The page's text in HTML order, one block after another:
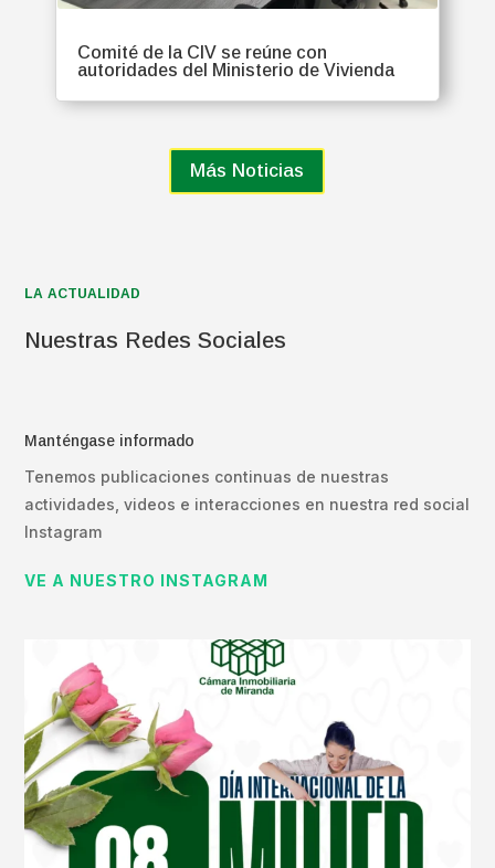
Comité de la CIV se reúne con
autoridades del Ministerio de Vivienda
Más Noticias
LA ACTUALIDAD
Nuestras Redes Sociales
Manténgase informado
Tenemos publicaciones continuas de nuestras
actividades, videos e interacciones en nuestra red social
Instagram
VE A NUESTRO INSTAGRAM